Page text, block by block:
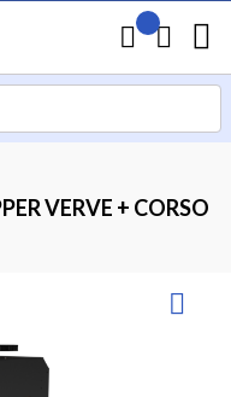
Carrello
Il mio
VERVE + CORSO